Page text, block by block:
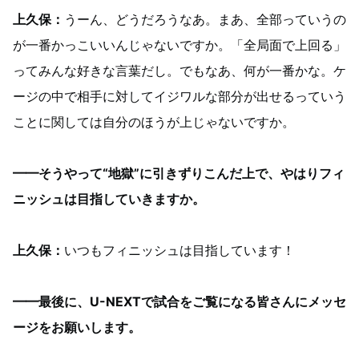
上久保： うーん、どうだろうなあ。まあ、全部っていうの
が一番かっこいいんじゃないですか。「全局面で上回る」
ってみんな好きな言葉だし。でもなあ、何が一番かな。ケ
ージの中で相手に対してイジワルな部分が出せるっていう
ことに関しては自分のほうが上じゃないですか。
━━そうやって“地獄”に引きずりこんだ上で、やはりフィ
ニッシュは目指していきますか。
上久保： いつもフィニッシュは目指しています！
━━最後に、U-NEXTで試合をご覧になる皆さんにメッセ
ージをお願いします。